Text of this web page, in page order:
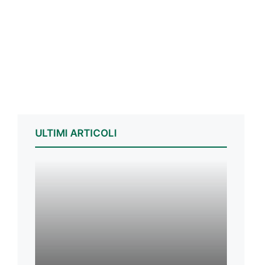
ULTIMI ARTICOLI